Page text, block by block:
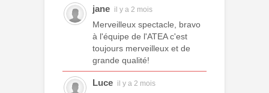
jane il y a 2 mois
Merveilleux spectacle, bravo
à l'équipe de l'ATEA c'est
toujours merveilleux et de
grande qualité!
Luce il y a 2 mois